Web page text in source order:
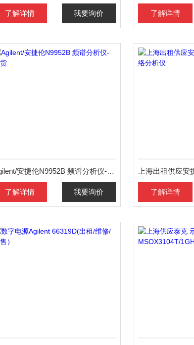
了解详情 我要询价 了解详情
Agilent/安捷伦N9952B 频谱分析仪-现货
了解详情 我要询价 了解详情